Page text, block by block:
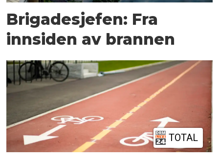
Brigadesjefen: Fra
innsiden av brannen
TOTAL